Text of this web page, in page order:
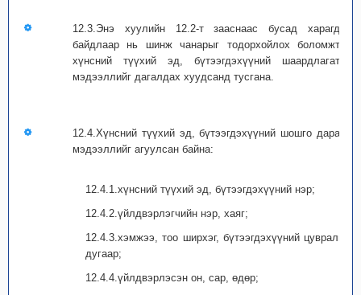
12.3.Энэ хуулийн 12.2-т зааснаас бусад харагдах
байдлаар нь шинж чанарыг тодорхойлох боломжтой
хүнсний түүхий эд, бүтээгдэхүүний шаардлагатай
мэдээллийг дагалдах хуудсанд тусгана.
12.4.Хүнсний түүхий эд, бүтээгдэхүүний шошго дараах
мэдээллийг агуулсан байна:
12.4.1.хүнсний түүхий эд, бүтээгдэхүүний нэр;
12.4.2.үйлдвэрлэгчийн нэр, хаяг;
12.4.3.хэмжээ, тоо ширхэг, бүтээгдэхүүний цувралын
дугаар;
12.4.4.үйлдвэрлэсэн он, сар, өдөр;